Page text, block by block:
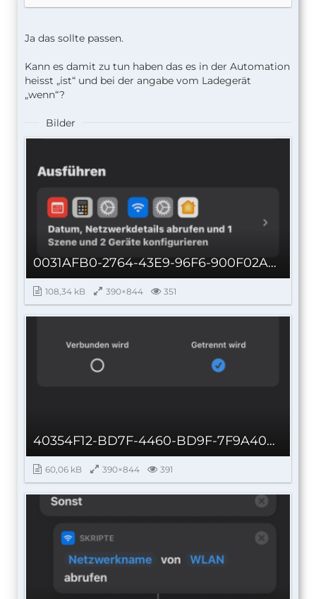
Ja das sollte passen.
Kann es damit zu tun haben das es in der Automation
heisst „ist“ und bei der angabe vom Ladegerät
„wenn“?
Bilder
0031AFB0-2764-43E9-96F6-900F02A67158_autoscaled.png
108,34 kB 390×844 351
40354F12-BD7F-4460-BD9F-7F9A4044A475_autoscaled.png
60,06 kB 390×844 391